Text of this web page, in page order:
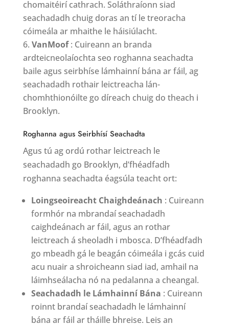
chomaitéirí cathrach. Soláthraíonn siad
seachadadh chuig doras an tí le treoracha
cóimeála ar mhaithe le háisiúlacht.
VanMoof: Cuireann an branda
ardteicneolaíochta seo roghanna seachadta
baile agus seirbhíse lámhainní bána ar fáil, ag
seachadadh rothair leictreacha lán-
chomhthionóilte go díreach chuig do theach i
Brooklyn.
Roghanna agus Seirbhísí Seachadta
Agus tú ag ordú rothar leictreach le
seachadadh go Brooklyn, d’fhéadfadh
roghanna seachadta éagsúla teacht ort:
Loingseoireacht Chaighdeánach : Cuireann
formhór na mbrandaí seachadadh
caighdeánach ar fáil, agus an rothar
leictreach á sheoladh i mbosca. D’fhéadfadh
go mbeadh gá le beagán cóimeála i gcás cuid
acu nuair a shroicheann siad iad, amhail na
láimhseálacha nó na pedalanna a cheangal.
Seachadadh le Lámhainní Bána : Cuireann
roinnt brandaí seachadadh le lámhainní
bána ar fáil ar tháille bhreise. Leis an